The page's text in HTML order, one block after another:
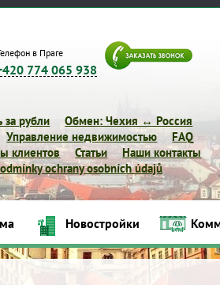
в Праге
774 065 938
рубли
Обмен: Чехия ↔ Россия
Управление недвижимостью
FAQ
клиентов Статьи
Наши контакты
ochrany osobních údajů
Новостройки